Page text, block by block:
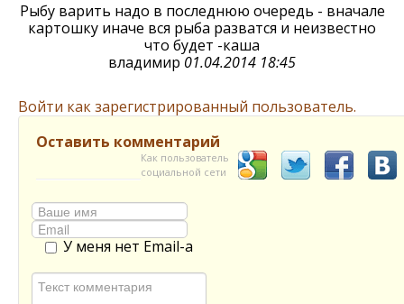
Рыбу варить надо в последнюю очередь - вначале
картошку иначе вся рыба разватся и неизвестно
что будет -каша
владимир 01.04.2014 18:45
Войти как зарегистрированный пользователь.
Оставить комментарий
Как пользователь
социальной сети
У меня нет Email-а